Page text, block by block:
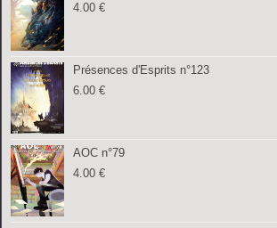
4.00€
Présences d'Esprits n°123
6.00€
AOC n°79
4.00€